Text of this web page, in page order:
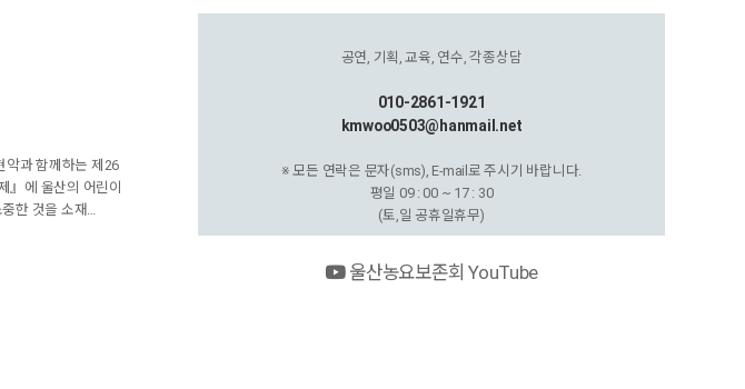
악과 함께하는 제26
』에 울산의 어린이
한 것을 소재…
공연, 기획, 교육, 연수, 각종상담
010-2861-1921
kmwoo0503@hanmail.net
※ 모든 연락은 문자(sms), E-mail로 주시기 바랍니다.
평일 09 : 00 ~ 17 : 30
(토,일 공휴일휴무)
울산농요보존회 YouTube